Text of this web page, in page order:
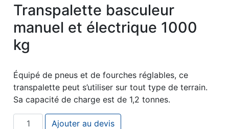
Transpalette basculeur
manuel et électrique 1000
kg
Équipé de pneus et de fourches réglables, ce
transpalette peut s’utiliser sur tout type de terrain.
Sa capacité de charge est de 1,2 tonnes.
quantité de Transpalette basculeur manuel et
Ajouter au devis